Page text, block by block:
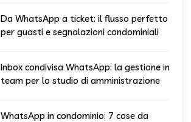
Da WhatsApp a ticket: il flusso perfetto
per guasti e segnalazioni condominiali
Inbox condivisa WhatsApp: la gestione in
team per lo studio di amministrazione
WhatsApp in condominio: 7 cose da